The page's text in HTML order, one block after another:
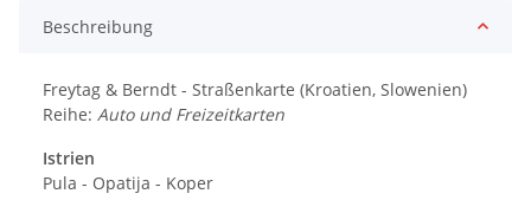
Beschreibung
Freytag & Berndt - Straßenkarte (Kroatien, Slowenien)
Reihe: Auto und Freizeitkarten
Istrien
Pula - Opatija - Koper